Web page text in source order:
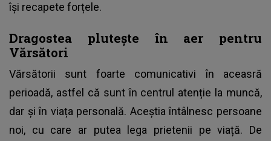
își recapete forțele.
Dragostea plutește în aer pentru
Vărsători
Vărsătorii sunt foarte comunicativi în aceasră
perioadă, astfel că sunt în centrul atenție la muncă,
dar și în viața personală. Aceștia întâlnesc persoane
noi, cu care ar putea lega prietenii pe viață. De